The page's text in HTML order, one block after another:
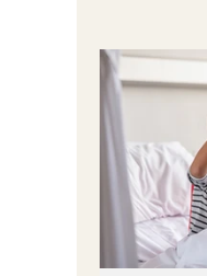
Bättre
Endast